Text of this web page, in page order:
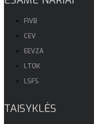
FIVB
CEV
EEVZA
LTOK
LSFS
TAISYKLĖS